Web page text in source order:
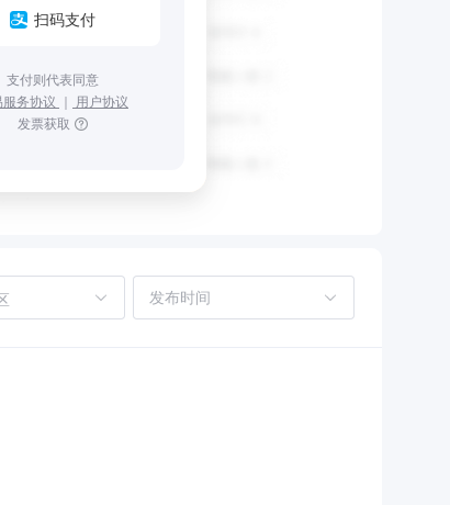
扫码支付
支付则代表同意
务协议 ｜ 用户协议
发票获取